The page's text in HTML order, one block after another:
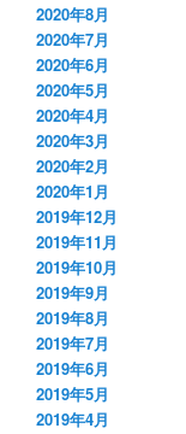
2020年8月
2020年7月
2020年6月
2020年5月
2020年4月
2020年3月
2020年2月
2020年1月
2019年12月
2019年11月
2019年10月
2019年9月
2019年8月
2019年7月
2019年6月
2019年5月
2019年4月